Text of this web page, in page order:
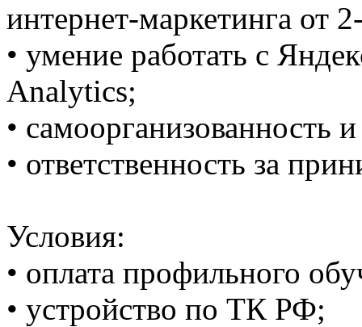
интернет-маркетинга от
• умение работать с
Analytics;
• самоорганизованность
• ответственность за
Условия:
• оплата профильного
• устройство по ТК РФ;